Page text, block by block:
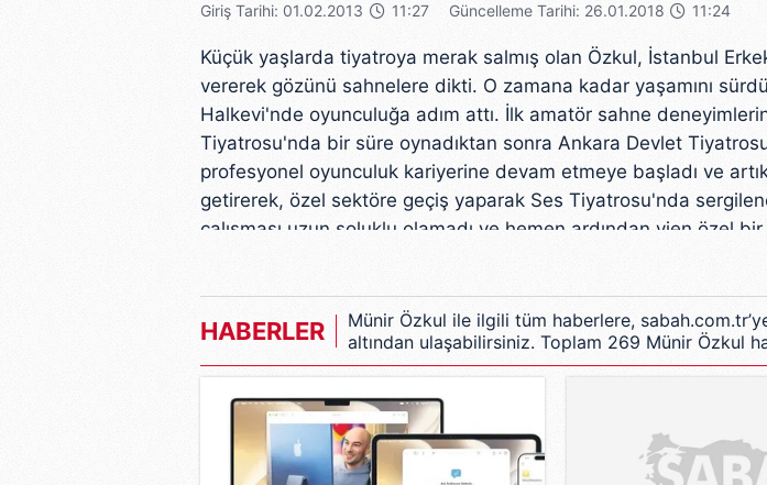
Giriş Tarihi: 01.02.2013 11:27 Güncelleme Tarihi: 26.01.2018 11:24
Küçük yaşlarda tiyatroya merak salmış olan Özkul, İstanbul
vererek gözünü sahnelere dikti. O zamana kadar yaşamını
Halkevi'nde oyunculuğa adım attı. İlk amatör sahne
Tiyatrosu'nda bir süre oynadıktan sonra Ankara Devlet
profesyonel oyunculuk kariyerine devam etmeye başladı ve
getirerek, özel sektöre geçiş yaparak Ses Tiyatrosu'nda
çalışması uzun soluklu olamadı ve hemen ardından yien özel
Küçük Sahne, genç oyuncunun kariyerinin yükselişinde bir
alma şansı doğdu. Sadri Alışık, Nevin Akkaya, Şükran
Muhsin Ertuğrul'un yaptığı ve Steinback'in aynı adlı
Yeteneği Musin Ertuğrul'un gözünden kaçmayan Özkul, Küçük
Yukarı" ve "Karışık İş" gibi başarılı oyunlarda da yer aldı.
Tiyatro sahnelerinden "tesadüfen" film setlerine geçişi 40'lı
HABERLER
Münir Özkul ile ilgili tüm haberlere,
altından ulaşabilirsiniz. Toplam 269 Münir Özkul